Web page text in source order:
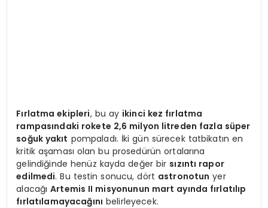
Fırlatma ekipleri, bu ay ikinci kez fırlatma
rampasındaki rokete 2,6 milyon litreden fazla süper
soğuk yakıt pompaladı. İki gün sürecek tatbikatın en
kritik aşaması olan bu prosedürün ortalarına
gelindiğinde henüz kayda değer bir sızıntı rapor
edilmedi. Bu testin sonucu, dört astronotun yer
alacağıArtemis II misyonunun mart ayında fırlatılıp
fırlatılamayacağını belirleyecek.